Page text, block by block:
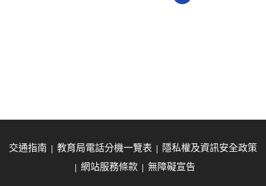
交通指南 教育局電話分機一覽表
隱私權及資訊安全政策
網站服務條款
無障礙宣告